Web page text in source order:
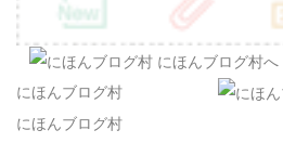
にほんブログ村
にほんブログ村